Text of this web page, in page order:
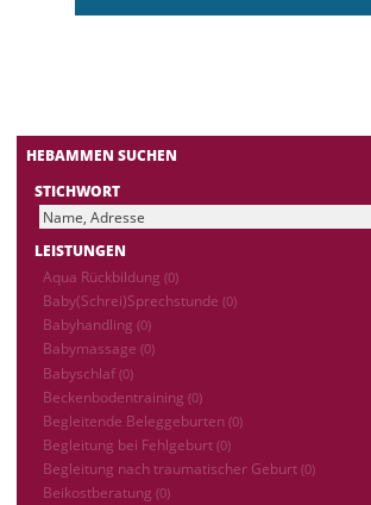
HEBAMMEN SUCHEN
STICHWORT
LEISTUNGEN
Aqua Rückbildung (0)
Baby(Schrei)Sprechstunde (0)
Babyhandling (0)
Babymassage (0)
Babyschlaf (0)
Beckenbodentraining (0)
Begleitende Beleggeburten (0)
Begleitung bei Fehlgeburt (0)
Begleitung nach traumatischer Geburt (0)
Beikostberatung (0)